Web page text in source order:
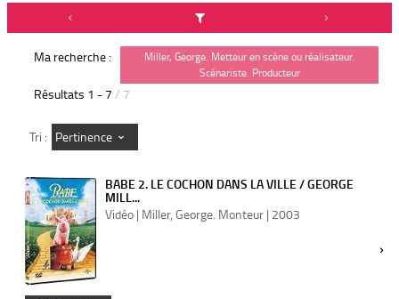
Ma recherche :
Miller, George. Metteur en scène ou réalisateur.
Scénariste. Producteur
Résultats 1 - 7 / 7
Tri : Pertinence
BABE 2. LE COCHON DANS LA VILLE / GEORGE
MILL...
Vidéo | Miller, George. Monteur | 2003